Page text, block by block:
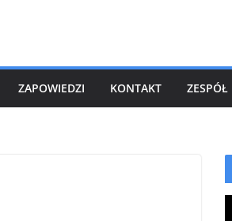
ZAPOWIEDZI KONTAKT ZESPÓŁ